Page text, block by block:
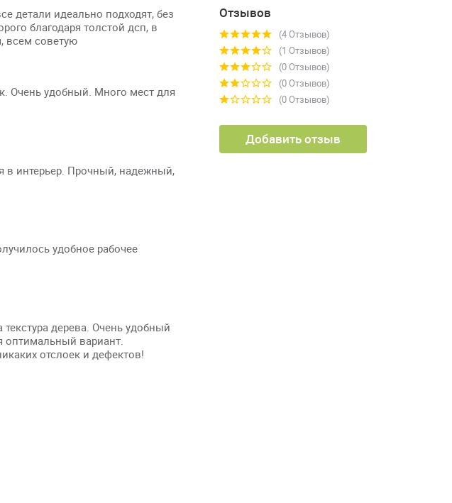
Отзывов
(4 Отзывов)
(1 Отзывов)
(0 Отзывов)
(0 Отзывов)
(0 Отзывов)
Добавить отзыв
детали идеально подходят, без
благодаря толстой дсп, в
всем советую
Очень удобный. Много мест для
в интерьер. Прочный, надежный,
удобное рабочее
дерева. Очень удобный
оптимальный вариант.
отслоек и дефектов!